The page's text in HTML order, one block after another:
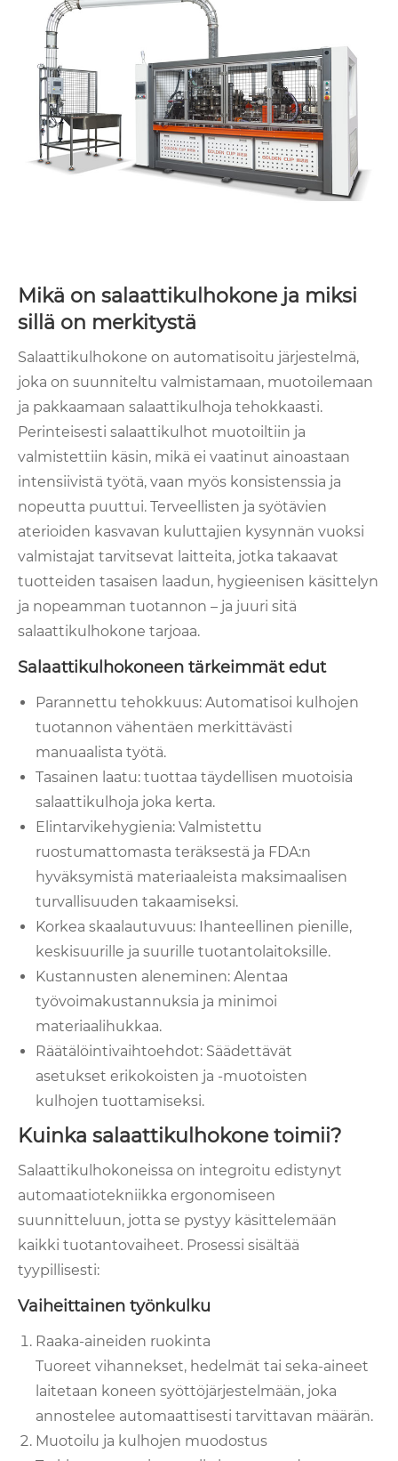
Mikä on salaattikulhokone ja miksi
sillä on merkitystä
Salaattikulhokone on automatisoitu järjestelmä,
joka on suunniteltu valmistamaan, muotoilemaan
ja pakkaamaan salaattikulhoja tehokkaasti.
Perinteisesti salaattikulhot muotoiltiin ja
valmistettiin käsin, mikä ei vaatinut ainoastaan ​​
intensiivistä työtä, vaan myös konsistenssia ja
nopeutta puuttui. Terveellisten ja syötävien
aterioiden kasvavan kuluttajien kysynnän vuoksi
valmistajat tarvitsevat laitteita, jotka takaavat
tuotteiden tasaisen laadun, hygieenisen käsittelyn
ja nopeamman tuotannon – ja juuri sitä
salaattikulhokone tarjoaa.
Salaattikulhokoneen tärkeimmät edut
Parannettu tehokkuus: Automatisoi kulhojen
tuotannon vähentäen merkittävästi
manuaalista työtä.
Tasainen laatu: tuottaa täydellisen muotoisia
salaattikulhoja joka kerta.
Elintarvikehygienia: Valmistettu
ruostumattomasta teräksestä ja FDA:n
hyväksymistä materiaaleista maksimaalisen
turvallisuuden takaamiseksi.
Korkea skaalautuvuus: Ihanteellinen pienille,
keskisuurille ja suurille tuotantolaitoksille.
Kustannusten aleneminen: Alentaa
työvoimakustannuksia ja minimoi
materiaalihukkaa.
Räätälöintivaihtoehdot: Säädettävät
asetukset erikokoisten ja -muotoisten
kulhojen tuottamiseksi.
Kuinka salaattikulhokone toimii?
Salaattikulhokoneissa on integroitu edistynyt
automaatiotekniikka ergonomiseen
suunnitteluun, jotta se pystyy käsittelemään
kaikki tuotantovaiheet. Prosessi sisältää
tyypillisesti:
Vaiheittainen työnkulku
Raaka-aineiden ruokinta
Tuoreet vihannekset, hedelmät tai seka-aineet
laitetaan koneen syöttöjärjestelmään, joka
annostelee automaattisesti tarvittavan määrän.
Muotoilu ja kulhojen muodostus